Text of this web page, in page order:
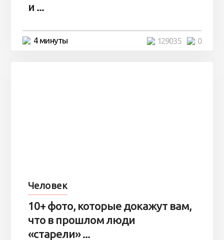
и ...
4 минуты 0
129035
Человек
10+ фото, которые докажут вам,
что в прошлом люди
«старели» ...